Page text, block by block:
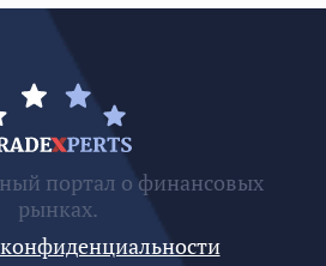
портал о финансовых
рынках.